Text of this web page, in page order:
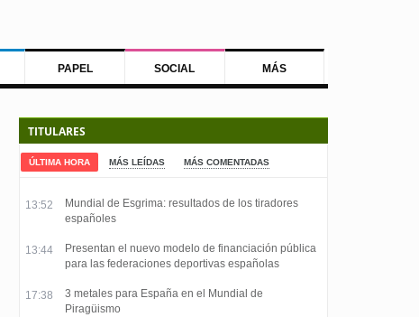
PAPEL SOCIAL MÁS
TITULARES
ÚLTIMA HORA MÁS LEÍDAS MÁS COMENTADAS
13:52
Mundial de Esgrima: resultados de los tiradores
españoles
13:44
Presentan el nuevo modelo de financiación pública
para las federaciones deportivas españolas
17:38
3 metales para España en el Mundial de
Piragüismo